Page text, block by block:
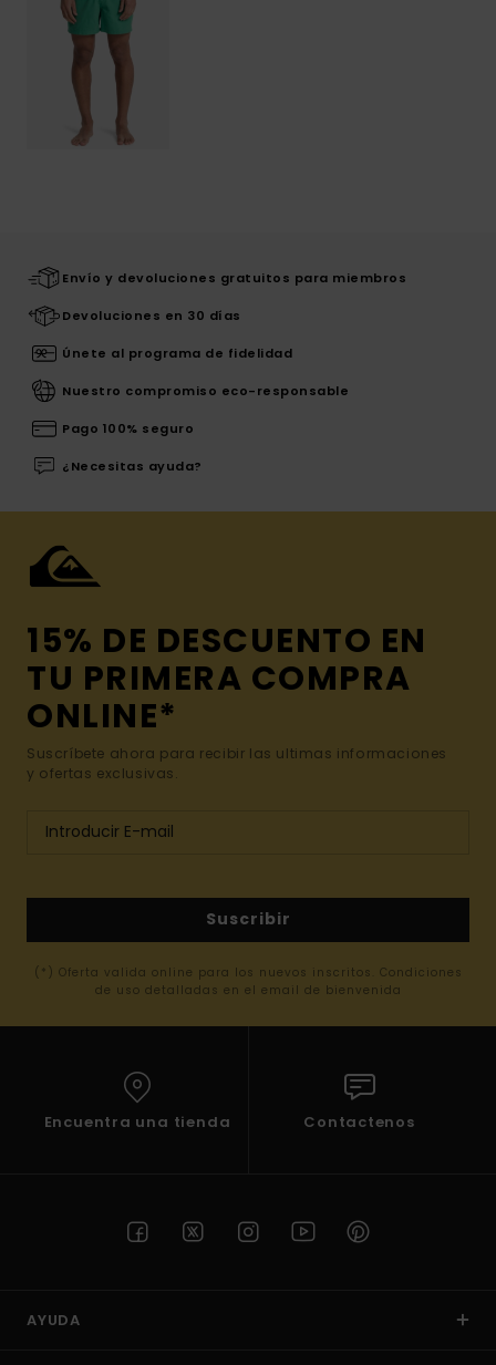
Envío y devoluciones gratuitos para miembros
Devoluciones en 30 días
Únete al programa de fidelidad
Nuestro compromiso eco-responsable
Pago 100% seguro
¿Necesitas ayuda?
15% DE DESCUENTO EN
TU PRIMERA COMPRA
ONLINE*
Suscríbete ahora para recibir las ultimas informaciones
y ofertas exclusivas.
Suscribir
(*) Oferta valida online para los nuevos inscritos. Condiciones
de uso detalladas en el email de bienvenida
Encuentra una tienda Contactenos
AYUDA